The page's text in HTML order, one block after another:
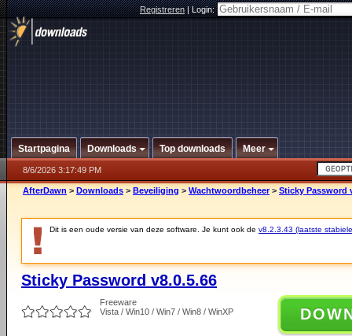
Registreren|Login:
Startpagina Downloads Top downloads Meer
8/6/2026 3:17:49 PM
AfterDawn > Downloads > Beveiliging > Wachtwoordbeheer > Sticky Password
Dit is een oude versie van deze software. Je kunt ook de v8.2.3.43 (laatste
Sticky Password v8.0.5.66
Freeware
Vista / Win10 / Win7 / Win8 / WinXP